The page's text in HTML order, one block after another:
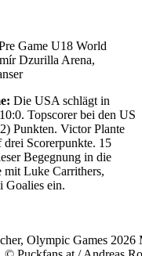
Game U18 World
Dzurilla Arena,
Die USA schlägt in
Topscorer bei den US
Punkten. Victor Plante
Scorerpunkte. 15
Begegnung in die
mit Luke Carrithers,
Goalies ein.
Olympic Games 2026